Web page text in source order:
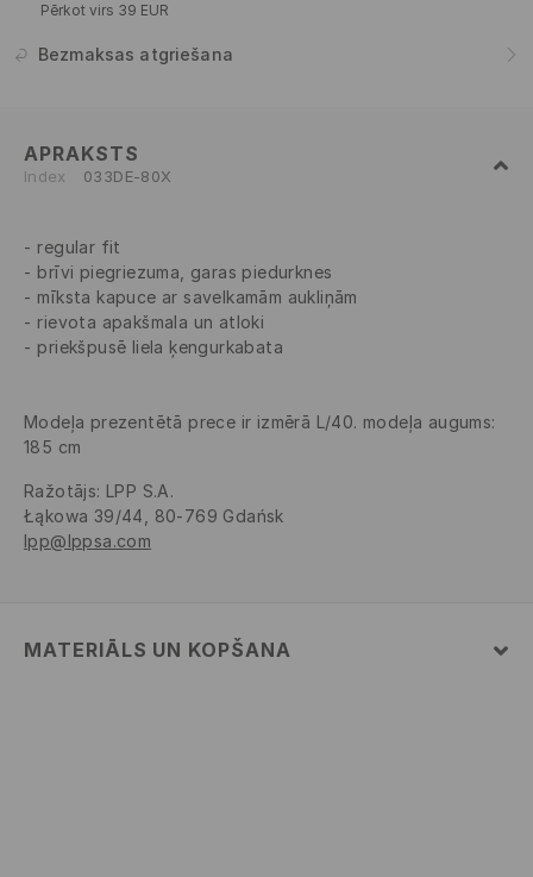
Pērkot virs 39 EUR
Bezmaksas atgriešana
APRAKSTS
Index 033DE-80X
regular fit
brīvi piegriezuma, garas piedurknes
mīksta kapuce ar savelkamām aukliņām
rievota apakšmala un atloki
priekšpusē liela ķengurkabata
Modeļa prezentētā prece ir izmērā L/40. modeļa augums:
185 cm
Ražotājs: LPP S.A.
Łąkowa 39/44, 80-769 Gdańsk
lpp@lppsa.com
MATERIĀLS UN KOPŠANA